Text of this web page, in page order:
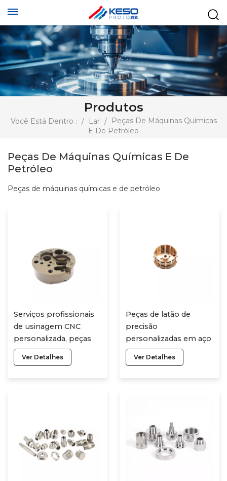
Produtos
Você Está Dentro : / Lar /
Peças De Máquinas Químicas
E De Petróleo
Peças De Máquinas Químicas E De
Petróleo
Peças de máquinas químicas e de petróleo
Serviços profissionais
de usinagem CNC
personalizada, peças
de automóveis,
perfuração,
Ver Detalhes
Peças de latão de
precisão
personalizadas em aço
inoxidável, fresamento
CNC, torneamento de
Ver Detalhes